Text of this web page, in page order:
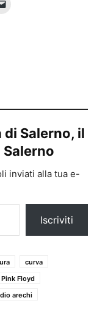
Salerno, il
inviati alla tua e-
Iscriviti
curva
Pink Floyd
arechi